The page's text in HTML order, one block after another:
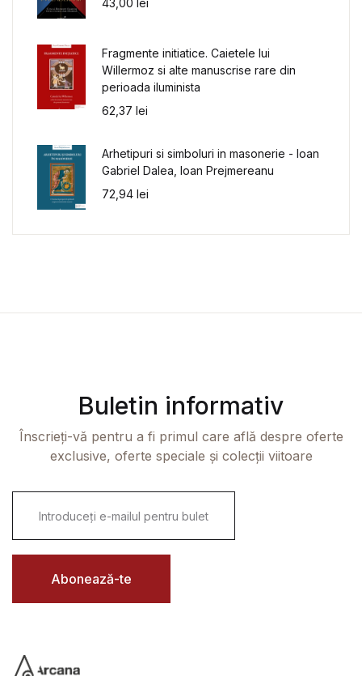
43,00 lei
Fragmente initiatice. Caietele lui
Willermoz si alte manuscrise rare din
perioada iluminista
62,37 lei
Arhetipuri si simboluri in masonerie - Ioan
Gabriel Dalea, Ioan Prejmereanu
72,94 lei
Buletin informativ
Înscrieți-vă pentru a fi primul care află despre oferte
exclusive, oferte speciale și colecții viitoare
i
l
Abonează-te